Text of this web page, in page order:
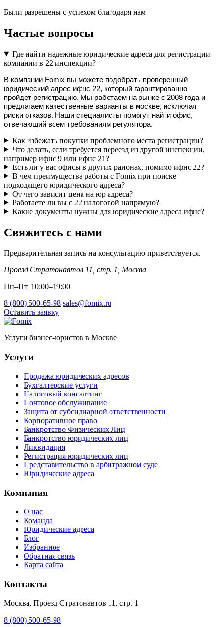
Были разрешены с успехом благодаря нам
Частые вопросы
Где найти надежные юридические адреса для регистрации
компании в 22 инспекции?
В компании Fomix вы можете подобрать проверенный
юридический адрес ифнс 22, который гарантированно
пройдет регистрацию. Мы работаем на рынке с 2008 года и
предлагаем качественные варианты в москве, исключая
риски отказов. Наши специалисты помогут найти офис,
отвечающий всем требованиям регулятора.
Как избежать покупки проблемного места регистрации?
Что делать, если требуется переезд из другой инспекции,
например ифнс 9 или ифнс 21?
Есть ли у вас офисы в других районах, помимо ифнс 22?
В чем преимущества работы с Fomix при поиске
подходящего юридического адреса?
От чего зависит цена на юр адреса?
Работаете ли вы с 22 налоговой напрямую?
Какие документы нужны для юридические адреса ифнс?
Свяжитесь с нами
Предварительная запись на консультацию приветствуется.
Проезд Стратонавтов 11, стр. 1, Москва
Пн–Пт, 10:00–19:00
8 (800) 500-65-98 sales@fomix.ru
Оставить заявку
Услуги бизнес-юристов в Москве
Услуги
Продажа юридических адресов
Бухгалтерские услуги
Налоговый консалтинг
Почтовое обслуживание
Защита от субсидиарной ответственности
Корпоративное право
Банкротство Физических Лиц
Банкротство юридических лиц
Ликвидация
Регистрация юридических лиц
Представительство в арбитражном суде
Юридические адреса
Компания
О нас
Команда
Юридические адреса
Блог
Избранное
Обратная связь
Карта сайта
Контакты
Москва, Проезд Стратонавтов 11, стр. 1
8 (800) 500-65-98